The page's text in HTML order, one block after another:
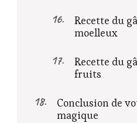
Recette du
moelleux
Recette du
fruits
Conclusion de
magique